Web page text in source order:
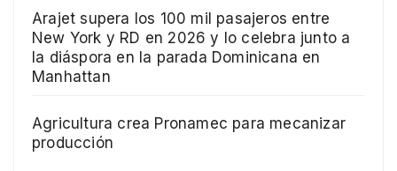
Arajet supera los 100 mil pasajeros entre
New York y RD en 2026 y lo celebra junto a
la diáspora en la parada Dominicana en
Manhattan
Agricultura crea Pronamec para mecanizar
producción